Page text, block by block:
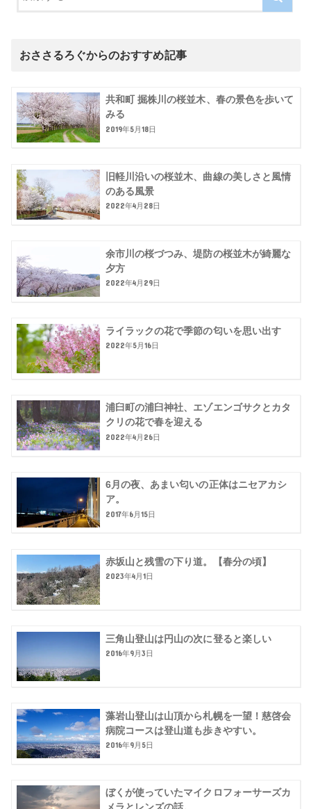
おささるろぐからのおすすめ記事
共和町 掘株川の桜並木、春の景色を歩いて
みる
2019年5月18日
旧軽川沿いの桜並木、曲線の美しさと風情
のある風景
2022年4月28日
余市川の桜づつみ、堤防の桜並木が綺麗な
夕方
2022年4月29日
ライラックの花で季節の匂いを思い出す
2022年5月16日
浦臼町の浦臼神社、エゾエンゴサクとカタ
クリの花で春を迎える
2022年4月26日
6月の夜、あまい匂いの正体はニセアカシ
ア。
2017年6月15日
赤坂山と残雪の下り道。【春分の頃】
2023年4月1日
三角山登山は円山の次に登ると楽しい
2016年9月3日
藻岩山登山は山頂から札幌を一望！慈啓会
病院コースは登山道も歩きやすい。
2016年9月5日
ぼくが使っていたマイクロフォーサーズカ